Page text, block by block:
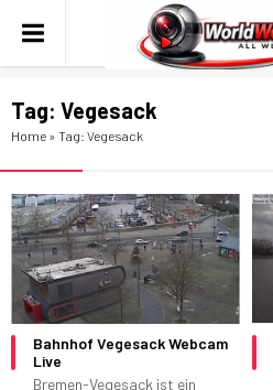
Tag: Vegesack
Home » Tag: Vegesack
Bahnhof Vegesack Webcam
Live
Bremen-Vegesack ist ein